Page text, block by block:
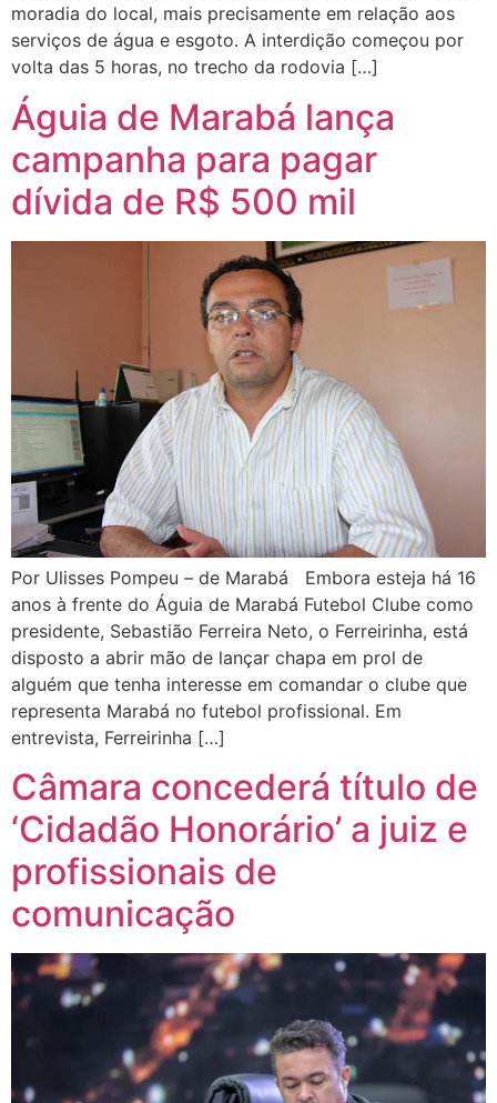
moradia do local, mais precisamente em relação aos
serviços de água e esgoto. A interdição começou por
volta das 5 horas, no trecho da rodovia […]
Águia de Marabá lança
campanha para pagar
dívida de R$ 500 mil
Por Ulisses Pompeu – de Marabá Embora esteja há 16
anos à frente do Águia de Marabá Futebol Clube como
presidente, Sebastião Ferreira Neto, o Ferreirinha, está
disposto a abrir mão de lançar chapa em prol de
alguém que tenha interesse em comandar o clube que
representa Marabá no futebol profissional. Em
entrevista, Ferreirinha […]
Câmara concederá título de
‘Cidadão Honorário’ a juiz e
profissionais de
comunicação